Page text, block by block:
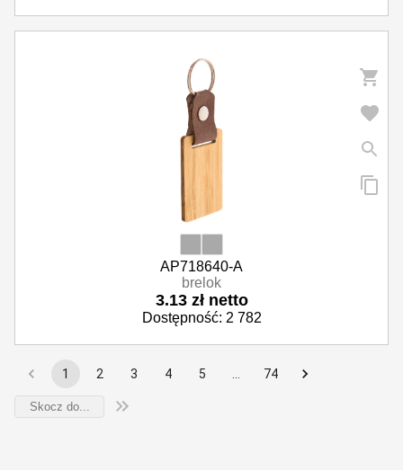
AP718640-A
brelok
3.13 zł netto
Dostępność: 2 782
1 2 3 4 5 74